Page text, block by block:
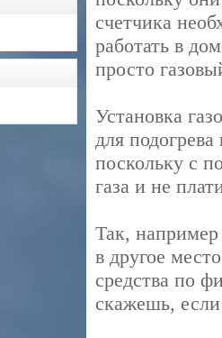
счетчика
работать в
просто
Установка
для
поскольку с
газа и не
Так, например
в другое
средства по
скажешь, если